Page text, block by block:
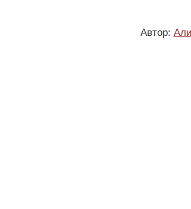
Автор: